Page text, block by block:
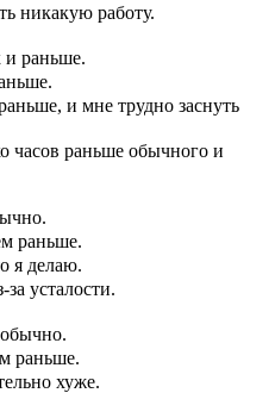
никакую работу.
и раньше.
и мне трудно заснуть
часов раньше обычного и
раньше.
я делаю.
усталости.
раньше.
хуже.